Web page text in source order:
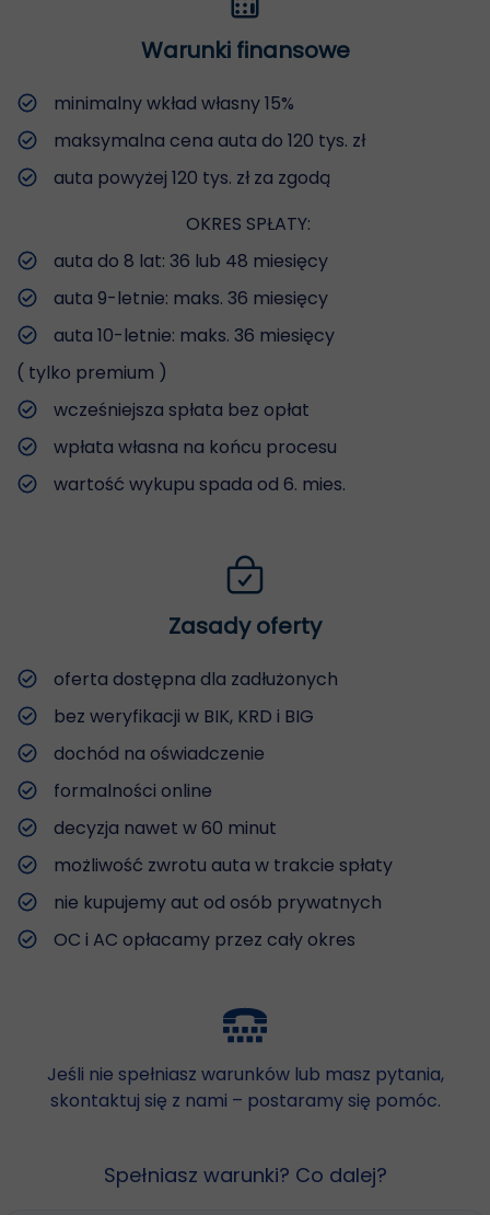
decyzja nawet w 60 minut
możliwość zwrotu auta w trakcie spłaty
nie kupujemy aut od osób prywatnych
OC i AC opłacamy przez cały okres
Zasady oferty
oferta dostępna dla zadłużonych
bez weryfikacji w BIK, KRD i BIG
dochód na oświadczenie
formalności online
Warunki finansowe
minimalny wkład własny 15%
maksymalna cena auta do 120 tys. zł
auta powyżej 120 tys. zł za zgodą
OKRES SPŁATY:
auta do 8 lat: 36 lub 48 miesięcy
auta 9-letnie: maks. 36 miesięcy
auta 10-letnie: maks. 36 miesięcy
( tylko premium )
wcześniejsza spłata bez opłat
wpłata własna na końcu procesu
wartość wykupu spada od 6. mies.
Jeśli nie spełniasz warunków lub masz pytania,
skontaktuj się z nami – postaramy się pomóc.
Spełniasz warunki? Co dalej?